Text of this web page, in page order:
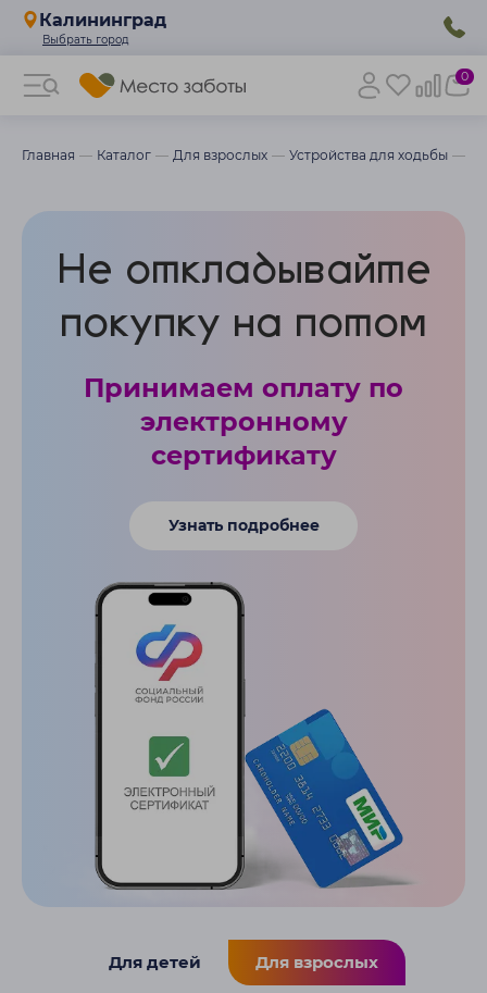
Калининград
0
Главная Каталог Для взрослых Устройства для ходьбы
Не откладывайте
покупку на потом
Принимаем оплату по
электронному
сертификату
Узнать подробнее
Для детей Для взрослых